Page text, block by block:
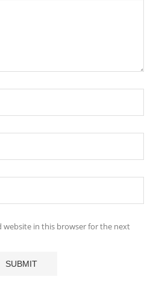
website in this browser for the next